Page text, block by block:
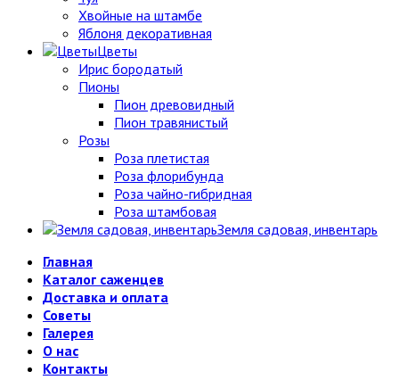
Хвойные на штамбе
Яблоня декоративная
Цветы
Ирис бородатый
Пионы
Пион древовидный
Пион травянистый
Розы
Роза плетистая
Роза флорибунда
Роза чайно-гибридная
Роза штамбовая
Земля садовая, инвентарь
Главная
Каталог саженцев
Доставка и оплата
Советы
Галерея
О нас
Контакты